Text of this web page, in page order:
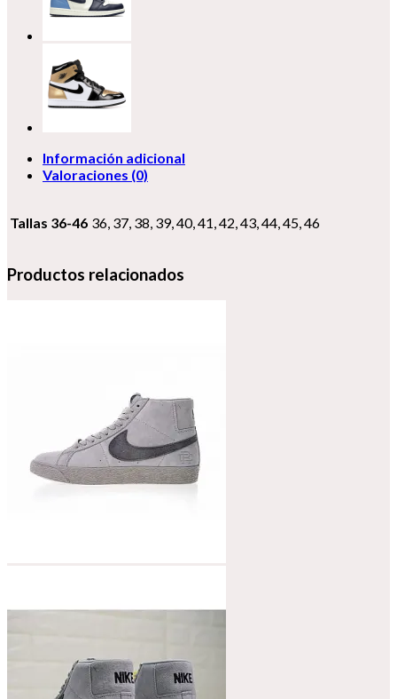
Información adicional
Valoraciones (0)
Tallas 36-46 36, 37, 38, 39, 40, 41, 42, 43, 44, 45, 46
Productos relacionados